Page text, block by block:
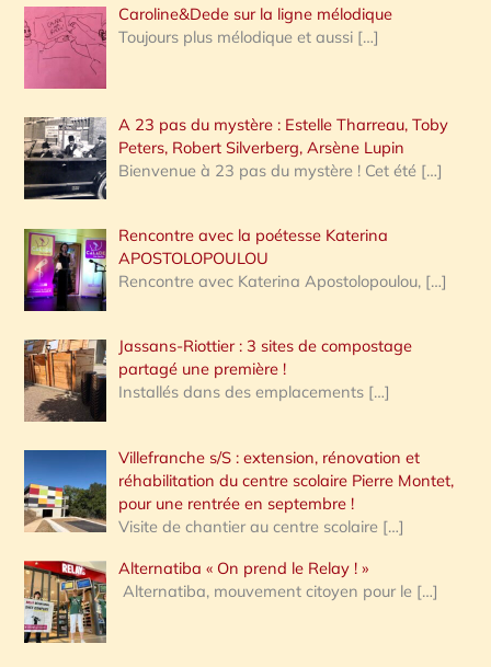
Caroline&Dede sur la ligne mélodique
Toujours plus mélodique et aussi […]
A 23 pas du mystère : Estelle Tharreau, Toby
Peters, Robert Silverberg, Arsène Lupin
Bienvenue à 23 pas du mystère ! Cet été […]
Rencontre avec la poétesse Katerina
APOSTOLOPOULOU
Rencontre avec Katerina Apostolopoulou, […]
Jassans-Riottier : 3 sites de compostage
partagé une première !
Installés dans des emplacements […]
Villefranche s/S : extension, rénovation et
réhabilitation du centre scolaire Pierre Montet,
pour une rentrée en septembre !
Visite de chantier au centre scolaire […]
Alternatiba « On prend le Relay ! »
Alternatiba, mouvement citoyen pour le […]